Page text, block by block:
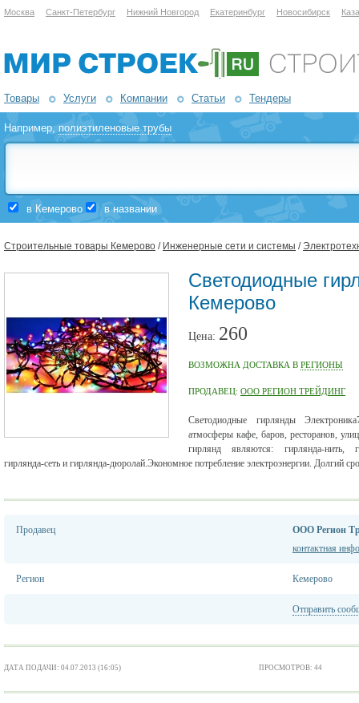
Москва Санкт-Петербург Нижний Новгород Екатеринбург Новосибирск
Товары Услуги Компании Статьи Тендеры
Например,полиэтиленовые трубы
в Кемерово в названии
Строительные товары Кемерово / Инженерные сети и системы /
Светодиодные
Кемерово
Цена: 260
ВОЗМОЖНА ДОСТАВКА В РЕГИОНЫ
ПРОДАВЕЦ: ООО РЕГИОН ТРЕЙДИНГ
Светодиодные гирлянды
атмосферы кафе, баров, ресторанов,
гирлянд являются: гирлянда-нить,
гирлянда-сеть и гирлянда-дюролай.Экономное потребление электроэнергии. Долгий
Продавец
ООО Регион
контактная
Регион Кемерово
Отправить
ДАТА ПОДАЧИ: 04.07.2013 (16:05) ПРОСМОТРОВ: 44